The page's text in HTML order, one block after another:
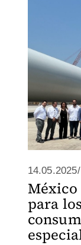
14.05.2025/
México
para